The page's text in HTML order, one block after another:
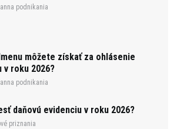
podnikania
môžete získať za ohlásenie
v roku 2026?
podnikania
daňovú evidenciu v roku 2026?
priznania